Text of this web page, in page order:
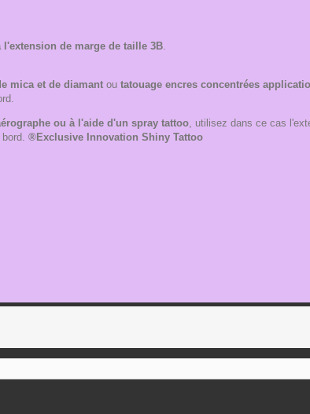
l'extension de marge de taille 3B
mica et de diamant ou tatouage encres concentrées
ou à l'aide d'un spray tattoo , utilisez dans ce cas
®Exclusive Innovation Shiny Tattoo